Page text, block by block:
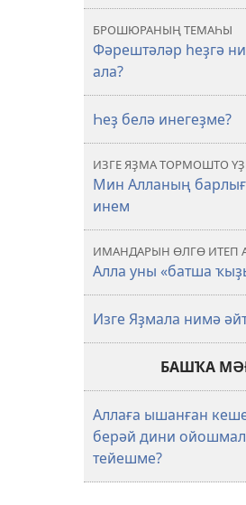
БРОШЮРАНЫҢ ТЕМАҺЫ
Фәрештәләр һеҙгә
ала?
Һеҙ белә инегеҙме?
ИЗГЕ ЯҘМА ТОРМОШТО
Мин Алланың
инем
ИМАНДАРЫН ӨЛГӨ ИТЕП
Алла уны «батша
Изге Яҙмала нимә
БАШҠА
Аллаға ышанған
берәй дини
тейешме?